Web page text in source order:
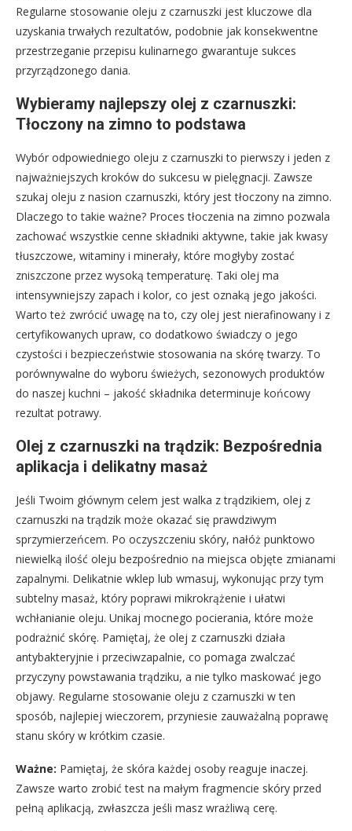
Regularne stosowanie oleju z czarnuszki jest kluczowe dla
uzyskania trwałych rezultatów, podobnie jak konsekwentne
przestrzeganie przepisu kulinarnego gwarantuje sukces
przyrządzonego dania.
Wybieramy najlepszy olej z czarnuszki:
Tłoczony na zimno to podstawa
Wybór odpowiedniego oleju z czarnuszki to pierwszy i jeden z
najważniejszych kroków do sukcesu w pielęgnacji. Zawsze
szukaj oleju z nasion czarnuszki, który jest tłoczony na zimno.
Dlaczego to takie ważne? Proces tłoczenia na zimno pozwala
zachować wszystkie cenne składniki aktywne, takie jak kwasy
tłuszczowe, witaminy i minerały, które mogłyby zostać
zniszczone przez wysoką temperaturę. Taki olej ma
intensywniejszy zapach i kolor, co jest oznaką jego jakości.
Warto też zwrócić uwagę na to, czy olej jest nierafinowany i z
certyfikowanych upraw, co dodatkowo świadczy o jego
czystości i bezpieczeństwie stosowania na skórę twarzy. To
porównywalne do wyboru świeżych, sezonowych produktów
do naszej kuchni – jakość składnika determinuje końcowy
rezultat potrawy.
Olej z czarnuszki na trądzik: Bezpośrednia
aplikacja i delikatny masaż
Jeśli Twoim głównym celem jest walka z trądzikiem, olej z
czarnuszki na trądzik może okazać się prawdziwym
sprzymierzeńcem. Po oczyszczeniu skóry, nałóż punktowo
niewielką ilość oleju bezpośrednio na miejsca objęte zmianami
zapalnymi. Delikatnie wklep lub wmasuj, wykonując przy tym
subtelny masaż, który poprawi mikrokrążenie i ułatwi
wchłanianie oleju. Unikaj mocnego pocierania, które może
podrażnić skórę. Pamiętaj, że olej z czarnuszki działa
antybakteryjnie i przeciwzapalnie, co pomaga zwalczać
przyczyny powstawania trądziku, a nie tylko maskować jego
objawy. Regularne stosowanie oleju z czarnuszki w ten
sposób, najlepiej wieczorem, przyniesie zauważalną poprawę
stanu skóry w krótkim czasie.
Ważne: Pamiętaj, że skóra każdej osoby reaguje inaczej.
Zawsze warto zrobić test na małym fragmencie skóry przed
pełną aplikacją, zwłaszcza jeśli masz wrażliwą cerę.